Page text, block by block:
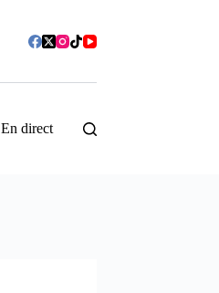
En direct